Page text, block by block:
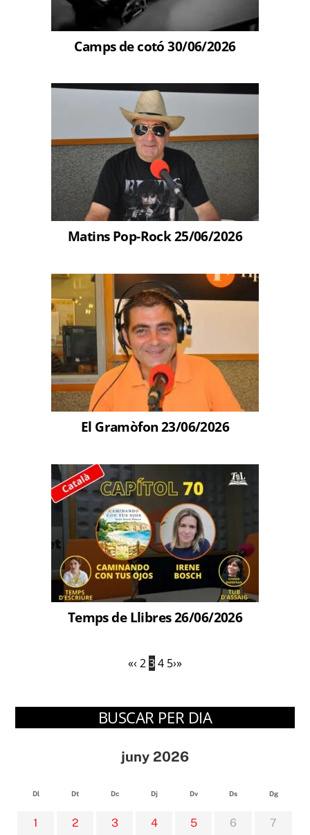
Camps de cotó 30/06/2026
Matins Pop-Rock 25/06/2026
El Gramòfon 23/06/2026
Temps de Llibres 26/06/2026
«‹ 234 5›»
BUSCAR PER DIA
juny 2026
Dl Dt Dc Dj Dv Ds Dg
1 2 3 4 5 6 7